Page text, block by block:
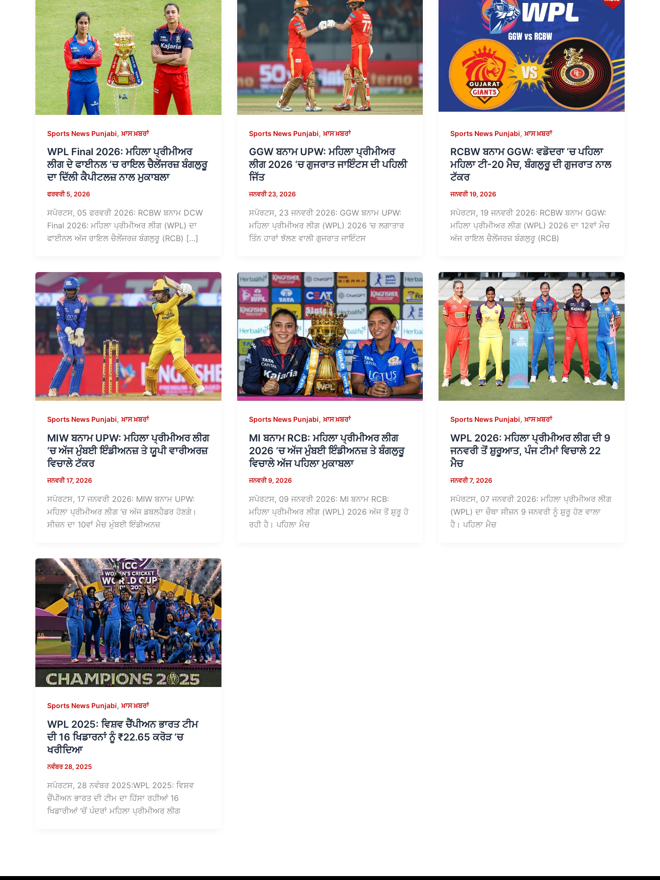
Sports News Punjabi,ਖ਼ਾਸ ਖ਼ਬਰਾਂ
WPL Final 2026: ਮਹਿਲਾ ਪ੍ਰੀਮੀਅਰ
ਲੀਗ ਦੇ ਫਾਈਨਲ ‘ਚ ਰਾਇਲ ਚੈਲੇਂਜਰਜ਼ ਬੰਗਲੁਰੂ
ਦਾ ਦਿੱਲੀ ਕੈਪੀਟਲਜ਼ ਨਾਲ ਮੁਕਾਬਲਾ
ਫਰਵਰੀ 5, 2026
ਸਪੋਰਟਸ, 05 ਫਰਵਰੀ 2026: RCBW ਬਨਾਮ DCW
Final 2026: ਮਹਿਲਾ ਪ੍ਰੀਮੀਅਰ ਲੀਗ (WPL) ਦਾ
ਫਾਈਨਲ ਅੱਜ ਰਾਇਲ ਚੈਲੇਂਜਰਜ਼ ਬੰਗਲੁਰੂ (RCB) […]
Sports News Punjabi,ਖ਼ਾਸ ਖ਼ਬਰਾਂ
GGW ਬਨਾਮ UPW: ਮਹਿਲਾ ਪ੍ਰੀਮੀਅਰ
ਲੀਗ 2026 ‘ਚ ਗੁਜਰਾਤ ਜਾਇੰਟਸ ਦੀ ਪਹਿਲੀ
ਜਿੱਤ
ਜਨਵਰੀ 23, 2026
ਸਪੋਰਟਸ, 23 ਜਨਵਰੀ 2026: GGW ਬਨਾਮ UPW:
ਮਹਿਲਾ ਪ੍ਰੀਮੀਅਰ ਲੀਗ (WPL) 2026 ‘ਚ ਲਗਾਤਾਰ
ਤਿੰਨ ਹਾਰਾਂ ਝੱਲਣ ਵਾਲੀ ਗੁਜਰਾਤ ਜਾਇੰਟਸ
Sports News Punjabi,ਖ਼ਾਸ ਖ਼ਬਰਾਂ
RCBW ਬਨਾਮ GGW: ਵਡੋਦਰਾ ‘ਚ ਪਹਿਲਾ
ਮਹਿਲਾ ਟੀ-20 ਮੈਚ, ਬੰਗਲੁਰੂ ਦੀ ਗੁਜਰਾਤ ਨਾਲ
ਟੱਕਰ
ਜਨਵਰੀ 19, 2026
ਸਪੋਰਟਸ, 19 ਜਨਵਰੀ 2026: RCBW ਬਨਾਮ GGW:
ਮਹਿਲਾ ਪ੍ਰੀਮੀਅਰ ਲੀਗ (WPL) 2026 ਦਾ 12ਵਾਂ ਮੈਚ
ਅੱਜ ਰਾਇਲ ਚੈਲੇਂਜਰਜ਼ ਬੰਗਲੁਰੂ (RCB)
Sports News Punjabi,ਖ਼ਾਸ ਖ਼ਬਰਾਂ
MIW ਬਨਾਮ UPW: ਮਹਿਲਾ ਪ੍ਰੀਮੀਅਰ ਲੀਗ
‘ਚ ਅੱਜ ਮੁੰਬਈ ਇੰਡੀਅਨਜ਼ ਤੇ ਯੂਪੀ ਵਾਰੀਅਰਜ਼
ਵਿਚਾਲੇ ਟੱਕਰ
ਜਨਵਰੀ 17, 2026
ਸਪੋਰਟਸ, 17 ਜਨਵਰੀ 2026: MIW ਬਨਾਮ UPW:
ਮਹਿਲਾ ਪ੍ਰੀਮੀਅਰ ਲੀਗ ‘ਚ ਅੱਜ ਡਬਲਹੈਡਰ ਹੋਣਗੇ।
ਸੀਜ਼ਨ ਦਾ 10ਵਾਂ ਮੈਚ ਮੁੰਬਈ ਇੰਡੀਅਨਜ਼
Sports News Punjabi,ਖ਼ਾਸ ਖ਼ਬਰਾਂ
MI ਬਨਾਮ RCB: ਮਹਿਲਾ ਪ੍ਰੀਮੀਅਰ ਲੀਗ
2026 ‘ਚ ਅੱਜ ਮੁੰਬਈ ਇੰਡੀਅਨਜ਼ ਤੇ ਬੰਗਲੁਰੂ
ਵਿਚਾਲੇ ਅੱਜ ਪਹਿਲਾ ਮੁਕਾਬਲਾ
ਜਨਵਰੀ 9, 2026
ਸਪੋਰਟਸ, 09 ਜਨਵਰੀ 2026: MI ਬਨਾਮ RCB:
ਮਹਿਲਾ ਪ੍ਰੀਮੀਅਰ ਲੀਗ (WPL) 2026 ਅੱਜ ਤੋਂ ਸ਼ੁਰੂ ਹੋ
ਰਹੀ ਹੈ। ਪਹਿਲਾ ਮੈਚ
Sports News Punjabi,ਖ਼ਾਸ ਖ਼ਬਰਾਂ
WPL 2026: ਮਹਿਲਾ ਪ੍ਰੀਮੀਅਰ ਲੀਗ ਦੀ 9
ਜਨਵਰੀ ਤੋਂ ਸ਼ੁਰੂਆਤ, ਪੰਜ ਟੀਮਾਂ ਵਿਚਾਲੇ 22
ਮੈਚ
ਜਨਵਰੀ 7, 2026
ਸਪੋਰਟਸ, 07 ਜਨਵਰੀ 2026: ਮਹਿਲਾ ਪ੍ਰੀਮੀਅਰ ਲੀਗ
(WPL) ਦਾ ਚੌਥਾ ਸੀਜ਼ਨ 9 ਜਨਵਰੀ ਨੂੰ ਸ਼ੁਰੂ ਹੋਣ ਵਾਲਾ
ਹੈ। ਪਹਿਲਾ ਮੈਚ
Sports News Punjabi,ਖ਼ਾਸ ਖ਼ਬਰਾਂ
WPL 2025: ਵਿਸ਼ਵ ਚੈਂਪੀਅਨ ਭਾਰਤ ਟੀਮ
ਦੀ 16 ਖਿਡਾਰਨਾਂ ਨੂੰ ₹22.65 ਕਰੋੜ ‘ਚ
ਖਰੀਦਿਆ
ਨਵੰਬਰ 28, 2025
ਸਪੋਰਟਸ, 28 ਨਵੰਬਰ 2025:WPL 2025: ਵਿਸ਼ਵ
ਚੈਂਪੀਅਨ ਭਾਰਤ ਦੀ ਟੀਮ ਦਾ ਹਿੱਸਾ ਰਹੀਆਂ 16
ਖਿਡਾਰੀਆਂ ‘ਚੋਂ ਪੰਦਰਾਂ ਮਹਿਲਾ ਪ੍ਰੀਮੀਅਰ ਲੀਗ